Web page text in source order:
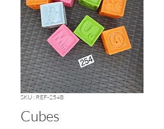
SKU : REF-254B
Cubes